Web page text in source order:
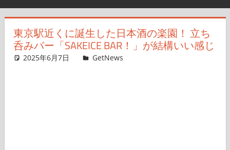
へ
東京駅近くに誕生した日本酒の楽園！ 立ち
呑みバー「SAKEICE BAR！」が結構いい感じ
2025年6月7日 GetNews